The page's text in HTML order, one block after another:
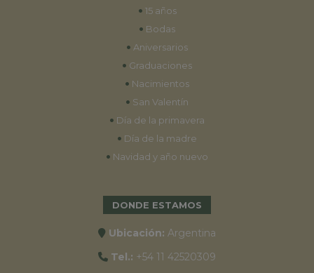
• 15 años
• Bodas
• Aniversarios
• Graduaciones
• Nacimientos
• San Valentín
• Día de la primavera
• Día de la madre
• Navidad y año nuevo
DONDE ESTAMOS
Ubicación: Argentina
Tel.: +54 11 42520309